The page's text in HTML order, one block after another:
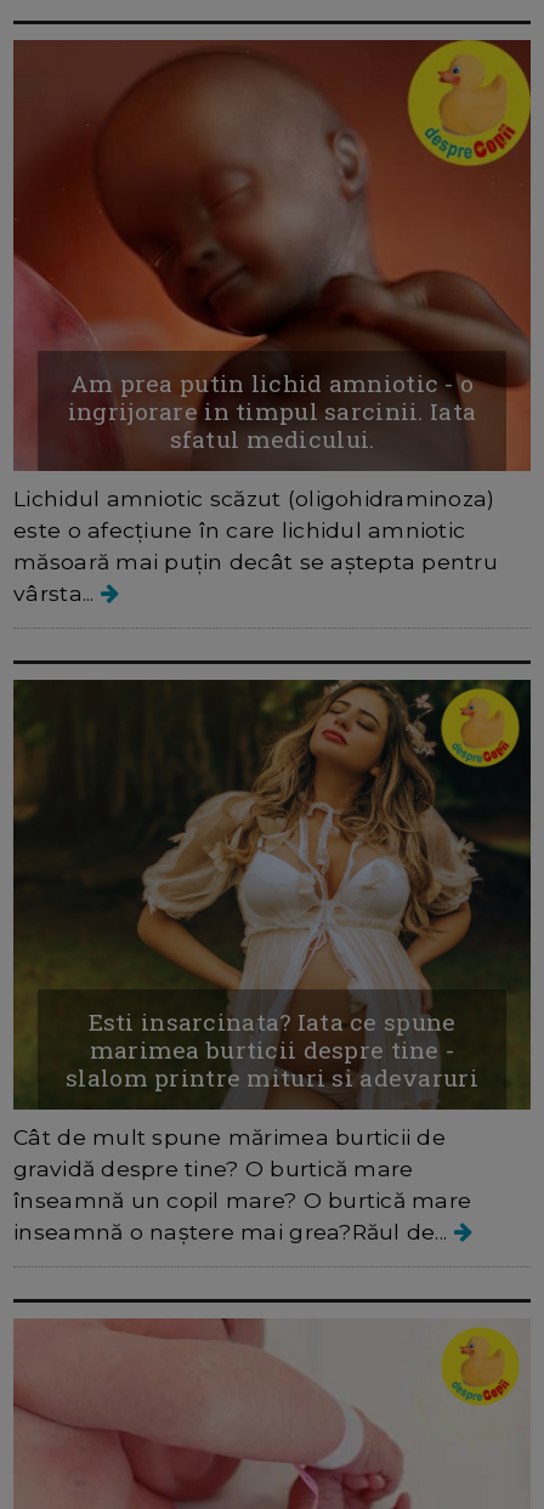
Am prea putin lichid amniotic - o
ingrijorare in timpul sarcinii. Iata
sfatul medicului.
Lichidul amniotic scăzut (oligohidraminoza)
este o afecțiune în care lichidul amniotic
măsoară mai puțin decât se aștepta pentru
vârsta...
Esti insarcinata? Iata ce spune
marimea burticii despre tine -
slalom printre mituri si adevaruri
Cât de mult spune mărimea burticii de
gravidă despre tine? O burtică mare
înseamnă un copil mare? O burtică mare
inseamnă o naștere mai grea?Răul de...